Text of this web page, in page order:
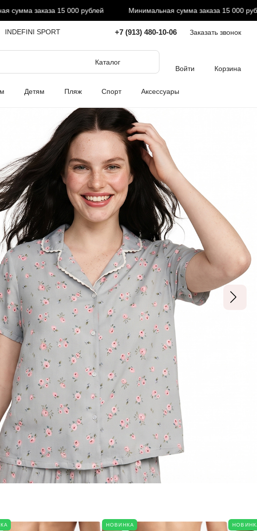
15 000 рублей Минимальная сумма заказа 15 000 рублей
INDEFINI SPORT +7 (913) 480-10-06 Заказать звонок
Каталог
Войти
Корзина
Детям Пляж Спорт Аксессуары
НОВИНКА